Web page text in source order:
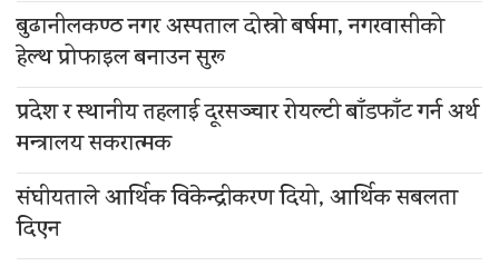
बुढानीलकण्ठ नगर अस्पताल दोस्रो बर्षमा, नगरवासीको
हेल्थ प्रोफाइल बनाउन सुरू
प्रदेश र स्थानीय तहलाई दूरसञ्चार रोयल्टी बाँडफाँट गर्न अर्थ
मन्त्रालय सकरात्मक
संघीयताले आर्थिक विकेन्द्रीकरण दियो, आर्थिक सबलता
दिएन